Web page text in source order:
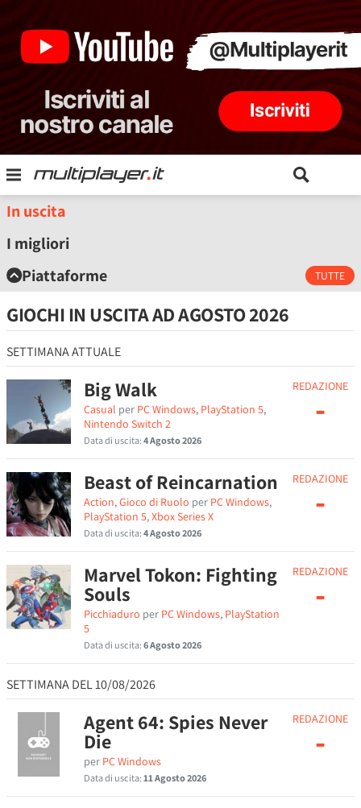
In uscita
I migliori
Piattaforme
TUTTE
GIOCHI IN USCITA ADAGOSTO 2026
SETTIMANA ATTUALE
Big Walk
Casual per PC Windows, PlayStation 5,
Nintendo Switch 2
Data di uscita:4 Agosto 2026
REDAZIONE
-
Beast of Reincarnation
Action,Gioco di Ruolo per PC Windows,
PlayStation 5,Xbox Series X
Data di uscita:4 Agosto 2026
REDAZIONE
-
Marvel Tokon: Fighting
Souls
Picchiaduro per PC Windows, PlayStation
5
Data di uscita:6 Agosto 2026
REDAZIONE
-
SETTIMANA DEL 10/08/2026
Agent 64: Spies Never
Die
per PC Windows
Data di uscita:11 Agosto 2026
REDAZIONE
-